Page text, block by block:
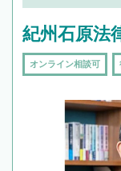
紀州石原法
オンライン相談可